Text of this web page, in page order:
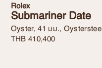
Rolex
Submariner Date
Oyster, 41 มม., Oystersteel
THB410,400